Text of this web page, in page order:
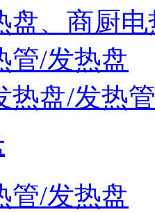
盘、商厨电
管/发热盘
热盘/发热管
管/发热盘